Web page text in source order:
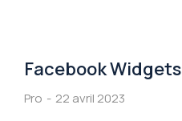
Facebook Widgets
Pro 22 avril 2023